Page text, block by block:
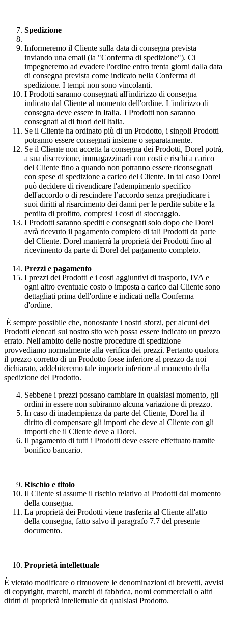
Spedizione
Informeremo il Cliente sulla data di consegna prevista
inviando una email (la "Conferma di spedizione"). Ci
impegneremo ad evadere l'ordine entro trenta giorni dalla data
di consegna prevista come indicato nella Conferma di
spedizione. I tempi non sono vincolanti.
I Prodotti saranno consegnati all'indirizzo di consegna
indicato dal Cliente al momento dell'ordine. L'indirizzo di
consegna deve essere in Italia. I Prodotti non saranno
consegnati al di fuori dell'Italia.
Se il Cliente ha ordinato più di un Prodotto, i singoli Prodotti
potranno essere consegnati insieme o separatamente.
Se il Cliente non accetta la consegna dei Prodotti, Dorel potrà,
a sua discrezione, immagazzinarli con costi e rischi a carico
del Cliente fino a quando non potranno essere riconsegnati
con spese di spedizione a carico del Cliente. In tal caso Dorel
può decidere di rivendicare l'adempimento specifico
dell'accordo o di rescindere l’accordo senza pregiudicare i
suoi diritti al risarcimento dei danni per le perdite subite e la
perdita di profitto, compresi i costi di stoccaggio.
I Prodotti saranno spediti e consegnati solo dopo che Dorel
avrà ricevuto il pagamento completo di tali Prodotti da parte
del Cliente. Dorel manterrà la proprietà dei Prodotti fino al
ricevimento da parte di Dorel del pagamento completo.
Prezzi e pagamento
I prezzi dei Prodotti e i costi aggiuntivi di trasporto, IVA e
ogni altro eventuale costo o imposta a carico dal Cliente sono
dettagliati prima dell'ordine e indicati nella Conferma
d'ordine.
È sempre possibile che, nonostante i nostri sforzi, per alcuni dei
Prodotti elencati sul nostro sito web possa essere indicato un prezzo
errato. Nell'ambito delle nostre procedure di spedizione
provvediamo normalmente alla verifica dei prezzi. Pertanto qualora
il prezzo corretto di un Prodotto fosse inferiore al prezzo da noi
dichiarato, addebiteremo tale importo inferiore al momento della
spedizione del Prodotto.
Sebbene i prezzi possano cambiare in qualsiasi momento, gli
ordini in essere non subiranno alcuna variazione di prezzo.
In caso di inadempienza da parte del Cliente, Dorel ha il
diritto di compensare gli importi che deve al Cliente con gli
importi che il Cliente deve a Dorel.
Il pagamento di tutti i Prodotti deve essere effettuato tramite
bonifico bancario.
Rischio e titolo
Il Cliente si assume il rischio relativo ai Prodotti dal momento
della consegna.
La proprietà dei Prodotti viene trasferita al Cliente all'atto
della consegna, fatto salvo il paragrafo 7.7 del presente
documento.
Proprietà intellettuale
È vietato modificare o rimuovere le denominazioni di brevetti, avvisi
di copyright, marchi, marchi di fabbrica, nomi commerciali o altri
diritti di proprietà intellettuale da qualsiasi Prodotto.